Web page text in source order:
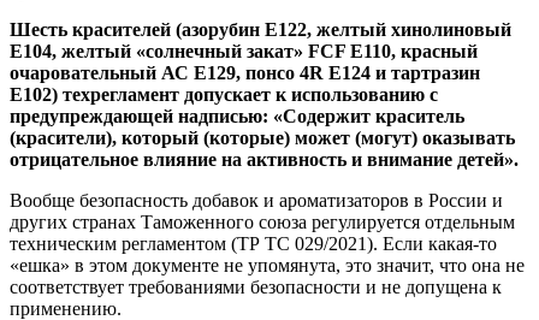
Шесть красителей (азорубин Е122, желтый хинолиновый
Е104, желтый «солнечный закат» FCF Е110, красный
очаровательный АС Е129, понсо 4R Е124 и тартразин
Е102) техрегламент допускает к использованию с
предупреждающей надписью: «Содержит краситель
(красители), который (которые) может (могут) оказывать
отрицательное влияние на активность и внимание детей».
Вообще безопасность добавок и ароматизаторов в России и
других странах Таможенного союза регулируется отдельным
техническим регламентом (ТР ТС 029/2021). Если какая-то
«ешка» в этом документе не упомянута, это значит, что она не
соответствует требованиями безопасности и не допущена к
применению.